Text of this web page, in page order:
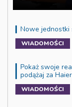
Nowe jednostki
WIADOMOŚCI
Pokaż swoje
podążaj za
WIADOMOŚCI